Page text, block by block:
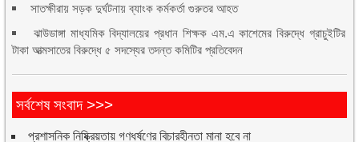
সাতক্ষীরায় সড়ক দুর্ঘটনায় ব্যাংক কর্মকর্তা গুরুতর আহত
ঝাউডাঙ্গা মাধ্যমিক বিদ্যালয়ের প্রধান শিক্ষক এম.এ কাশেমের বিরুদ্ধে গ্রাচুইটির
টাকা আত্মসাতের বিরুদ্ধে ৫ সদস্যের তদন্ত কমিটির প্রতিবেদন
সর্বশেষ সংবাদ >>>
প্রশাসনিক নিষ্ক্রিয়তায় গণধর্ষণের বিচারহীনতা মানা হবে না